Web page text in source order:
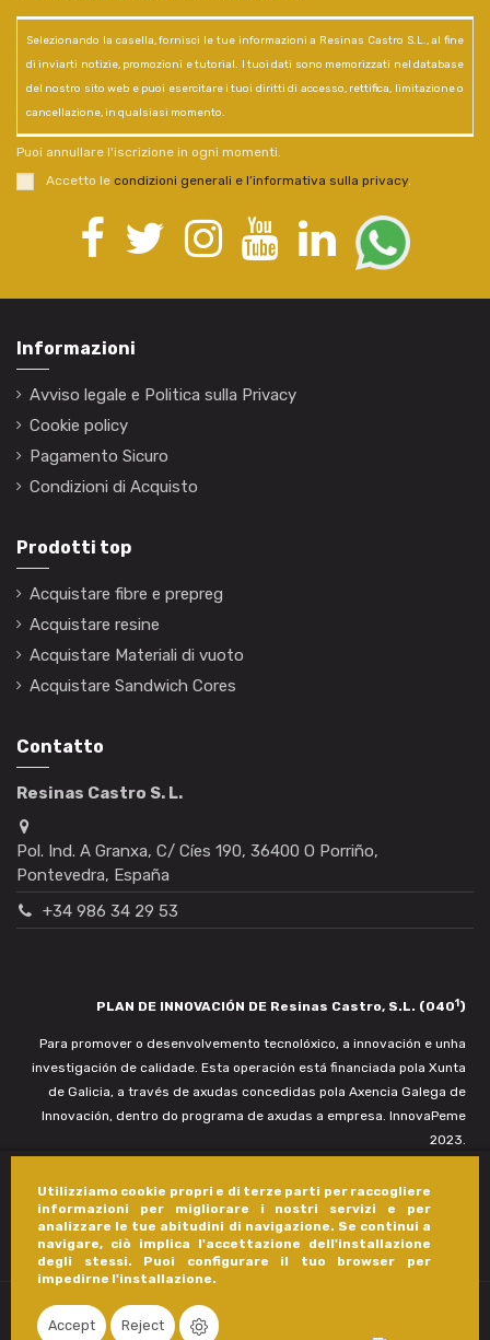
Utilizziamo cookie propri e di terze parti per raccogliere
informazioni per migliorare i nostri servizi e per
analizzare le tue abitudini di navigazione. Se continui a
navigare, ciò implica l'accettazione dell'installazione
degli stessi. Puoi configurare il tuo browser per
impedirne l'installazione.
Accept Reject
Selezionando la casella, fornisci le tue informazioni a Resinas Castro S.L., al fine
di inviarti notizie, promozioni e tutorial. I tuoi dati sono memorizzati nel database
del nostro sito web e puoi esercitare i tuoi diritti di accesso, rettifica, limitazione o
cancellazione, in qualsiasi momento.
Puoi annullare l'iscrizione in ogni momenti.
Accetto le condizioni generali e l’informativa sulla privacy.
Informazioni
Avviso legale e Politica sulla Privacy
Cookie policy
Pagamento Sicuro
Condizioni di Acquisto
Prodotti top
Acquistare fibre e prepreg
Acquistare resine
Acquistare Materiali di vuoto
Acquistare Sandwich Cores
Contatto
Resinas Castro S. L.
Pol. Ind. A Granxa, C/ Cíes 190, 36400 O Porriño,
Pontevedra, España
+34 986 34 29 53
PLAN DE INNOVACIÓN DE Resinas Castro, S.L. (0401)
Para promover o desenvolvemento tecnolóxico, a innovación e unha
investigación de calidade. Esta operación está financiada pola Xunta
de Galicia, a través de axudas concedidas pola Axencia Galega de
Innovación, dentro do programa de axudas a empresa. InnovaPeme
2023.